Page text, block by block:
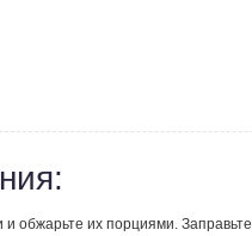
обжарьте их порциями. Заправьте